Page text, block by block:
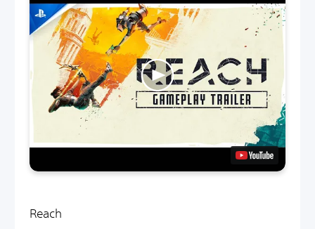
Reach